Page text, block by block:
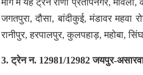
मार्ग में यह ट्रेन राणा प्रतापनगर,
जगतपुरा, दौसा, बांदीकुई, मंडावर
रानीपुर, हरपालपुर, कुलपहाड़, महोबा,
3. ट्रेन न. 12981/12982 जयपुर-